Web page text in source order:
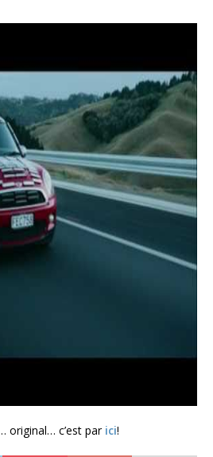
original… c’est par ici!